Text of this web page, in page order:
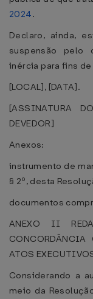
2024.
Declaro, ainda,
suspensão pelo
inércia para fins
[LOCAL], [DATA].
[ASSINATURA
DEVEDOR]
Anexos:
instrumento de
§ 2º, desta
documentos
ANEXO II
ATOS
Considerando a
meio da